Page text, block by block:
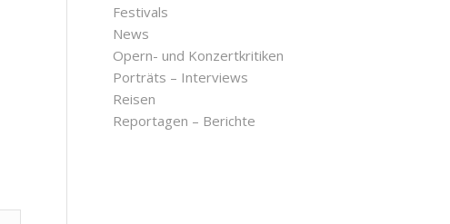
Festivals
News
Opern- und Konzertkritiken
Porträts – Interviews
Reisen
Reportagen – Berichte